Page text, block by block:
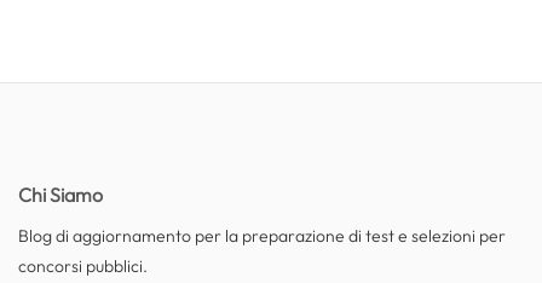
Chi Siamo
Blog di aggiornamento per la preparazione di test e selezioni per
concorsi pubblici.